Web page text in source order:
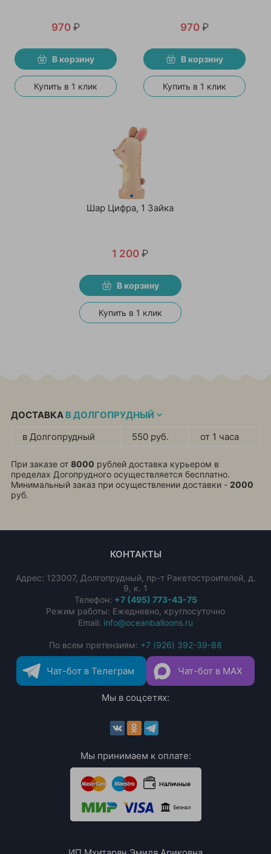
970 ₽
В корзину
Купить в 1 клик
970 ₽
В корзину
Купить в 1 клик
Шар Цифра, 1 Зайка
1 200 ₽
В корзину
Купить в 1 клик
ДОСТАВКА В ДОЛГОПРУДНЫЙ
в Долгопрудный
550 руб. от 1 часа
При заказе от 8000 рублей доставка курьером в
пределах Догопрудного осуществляется бесплатно.
Минимальный заказ при осуществлении доставки - 2000
руб.
КОНТАКТЫ
Адрес: 123007, Долгопрудный, пр-т Ракетостроителей, д.
9, к. 1
Телефон: +7 (495) 773-43-75
Режим работы: Ежедневно, круглосуточно
Email: info@oceanballoons.ru
По всем претензиям: +7 (926) 392-39-88
Чат-бот в Телеграм Чат-бот в MAX
Мы в соцсетях:
Мы принимаем к оплате: